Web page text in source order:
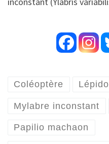
Coléoptère
Mylabre inconstant
Papilio machaon